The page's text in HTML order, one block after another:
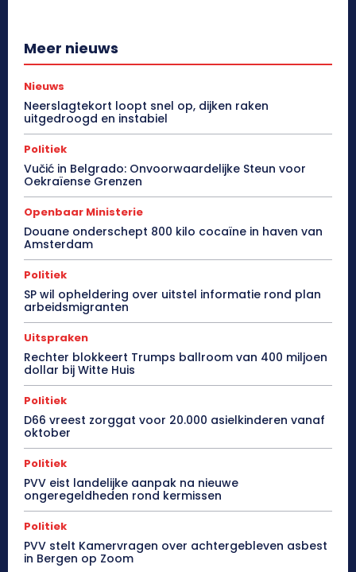
Meer nieuws
Nieuws
Neerslagtekort loopt snel op, dijken raken
uitgedroogd en instabiel
Politiek
Vučić in Belgrado: Onvoorwaardelijke Steun voor
Oekraïense Grenzen
Openbaar Ministerie
Douane onderschept 800 kilo cocaïne in haven van
Amsterdam
Politiek
SP wil opheldering over uitstel informatie rond plan
arbeidsmigranten
Uitspraken
Rechter blokkeert Trumps ballroom van 400 miljoen
dollar bij Witte Huis
Politiek
D66 vreest zorggat voor 20.000 asielkinderen vanaf
oktober
Politiek
PVV eist landelijke aanpak na nieuwe
ongeregeldheden rond kermissen
Politiek
PVV stelt Kamervragen over achtergebleven asbest
in Bergen op Zoom